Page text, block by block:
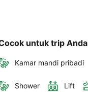
untuk trip Anda
Kamar mandi pribadi
Shower Lift